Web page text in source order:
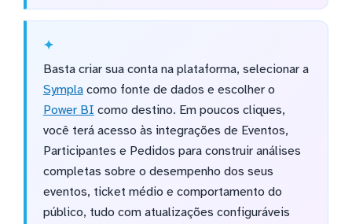
Basta criar sua conta na plataforma, selecionar a
Symplacomo fonte de dados e escolher o
Power BI como destino. Em poucos cliques,
você terá acesso às integrações de Eventos,
Participantes e Pedidos para construir análises
completas sobre o desempenho dos seus
eventos, ticket médio e comportamento do
público, tudo com atualizações configuráveis